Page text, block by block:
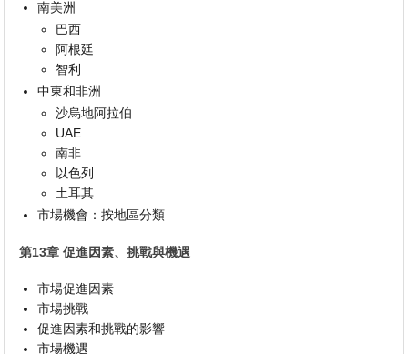
南美洲
巴西
阿根廷
智利
中東和非洲
沙烏地阿拉伯
UAE
南非
以色列
土耳其
市場機會：按地區分類
第13章 促進因素、挑戰與機遇
市場促進因素
市場挑戰
促進因素和挑戰的影響
市場機遇